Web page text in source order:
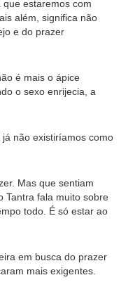
estaremos com
além, significa não
e do prazer
é mais o ápice
o sexo enrijecia, a
não existiríamos como
Mas que sentiam
Tantra fala muito sobre
todo. É só estar ao
em busca do prazer
mais exigentes.